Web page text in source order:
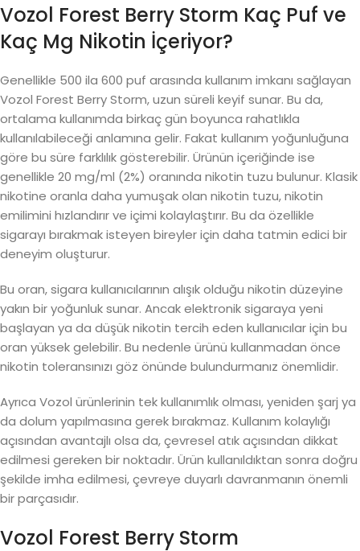
Vozol Forest Berry Storm Kaç Puf ve
Kaç Mg Nikotin İçeriyor?
Genellikle 500 ila 600 puf arasında kullanım imkanı sağlayan
Vozol Forest Berry Storm, uzun süreli keyif sunar. Bu da,
ortalama kullanımda birkaç gün boyunca rahatlıkla
kullanılabileceği anlamına gelir. Fakat kullanım yoğunluğuna
göre bu süre farklılık gösterebilir. Ürünün içeriğinde ise
genellikle 20 mg/ml (2%) oranında nikotin tuzu bulunur. Klasik
nikotine oranla daha yumuşak olan nikotin tuzu, nikotin
emilimini hızlandırır ve içimi kolaylaştırır. Bu da özellikle
sigarayı bırakmak isteyen bireyler için daha tatmin edici bir
deneyim oluşturur.
Bu oran, sigara kullanıcılarının alışık olduğu nikotin düzeyine
yakın bir yoğunluk sunar. Ancak elektronik sigaraya yeni
başlayan ya da düşük nikotin tercih eden kullanıcılar için bu
oran yüksek gelebilir. Bu nedenle ürünü kullanmadan önce
nikotin toleransınızı göz önünde bulundurmanız önemlidir.
Ayrıca Vozol ürünlerinin tek kullanımlık olması, yeniden şarj ya
da dolum yapılmasına gerek bırakmaz. Kullanım kolaylığı
açısından avantajlı olsa da, çevresel atık açısından dikkat
edilmesi gereken bir noktadır. Ürün kullanıldıktan sonra doğru
şekilde imha edilmesi, çevreye duyarlı davranmanın önemli
bir parçasıdır.
Vozol Forest Berry Storm